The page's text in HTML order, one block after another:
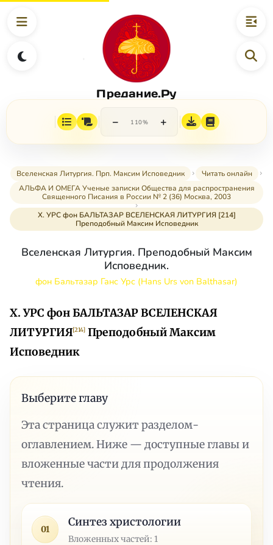
Предание.Ру
− 110% +
Вселенская Литургия. Прп. Максим Исповедник
Читать онлайн
АЛЬФА И ОМЕГА Ученые записки Общества для распространения
Священного Писания в России № 2 (36) Москва, 2003
X. УРС фон БАЛЬТАЗАР ВСЕЛЕНСКАЯ ЛИТУРГИЯ [214]
Преподобный Максим Исповедник
Вселенская Литургия. Преподобный Максим
Исповедник.
фон Бальтазар Ганс Урс (Hans Urs von Balthasar)
X. УРС фон БАЛЬТАЗАРВСЕЛЕНСКАЯ
ЛИТУРГИЯ[214] Преподобный Максим
Исповедник
Выберите главу
Эта страница служит разделом-
оглавлением. Ниже — доступные главы и
вложенные части для продолжения
чтения.
01
Синтез христологии
Вложенных частей: 1